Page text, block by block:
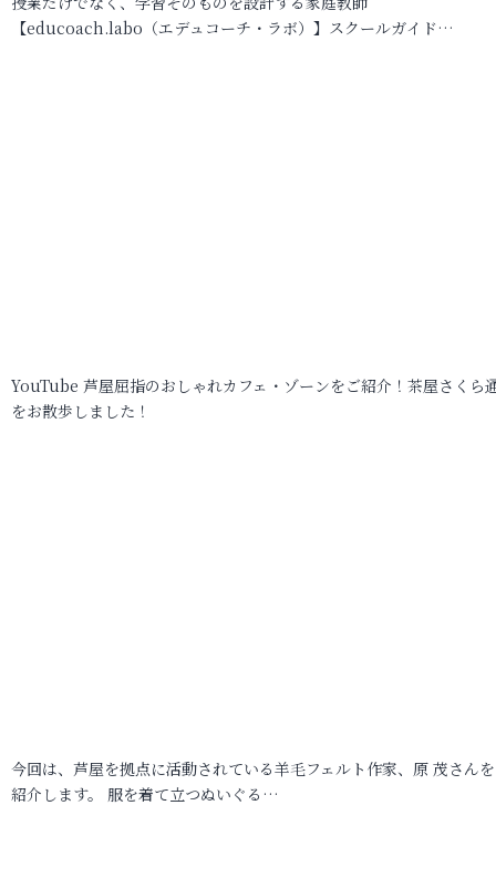
【educoach.labo（エデュコーチ・ラボ）】スクールガイド…
YouTube 芦屋屈指のおしゃれカフェ・ゾーンをご紹介！茶屋さくら
をお散歩しました！
今回は、芦屋を拠点に活動されている羊毛フェルト作家、原 茂さん
紹介します。 服を着て立つぬいぐる…